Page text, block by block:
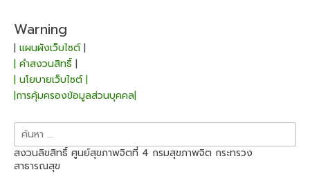
Warning
| แผนผังเว็บไซต์|
| คำสงวนสิทธิ์ |
| นโยบายเว็บไซต์ |
|การคุ้มครองข้อมูลส่วนบุคคล|
ค้นหา
สำหรับ:
สงวนลิขสิทธิ์ ศูนย์สุขภาพจิตที่ 4 กรมสุขภาพจิต กระทรวง
สาธารณสุข